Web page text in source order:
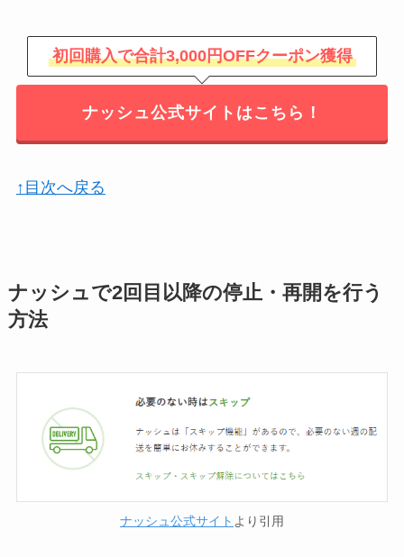
初回購入で合計3,000円OFFクーポン獲得
ナッシュ公式サイトはこちら！
↑目次へ戻る
ナッシュで2回目以降の停止・再開を行う
方法
ナッシュ公式サイト より引用